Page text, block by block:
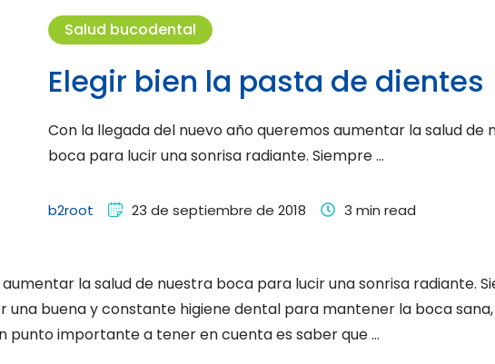
Salud bucodental
Elegir bien la pasta de dientes
Con la llegada del nuevo año queremos aumentar la salud de
boca para lucir una sonrisa radiante. Siempre …
b2root 23 de septiembre de 2018 3 min read
la salud de nuestra boca para lucir una sonrisa radiante.
buena y constante higiene dental para mantener la boca
punto importante a tener en cuenta es saber que …